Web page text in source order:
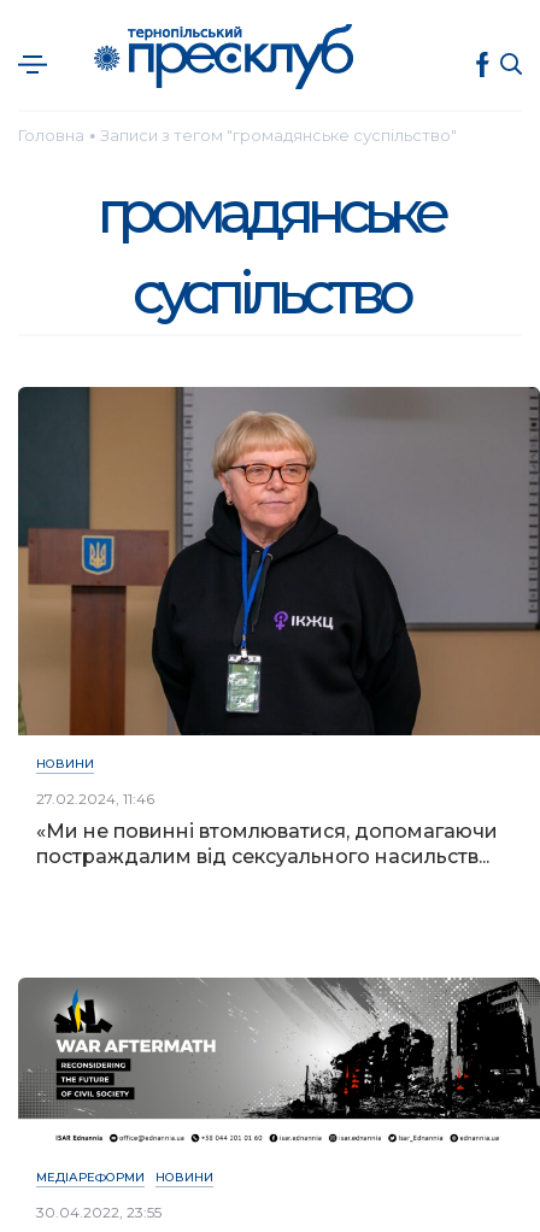
Головна ● Записи з тегом "громадянське суспільство"
громадянське
суспільство
НОВИНИ
27.02.2024, 11:46
«Ми не повинні втомлюватися, допомагаючи
постраждалим від сексуального насильств...
МЕДІАРЕФОРМИ НОВИНИ
30.04.2022, 23:55